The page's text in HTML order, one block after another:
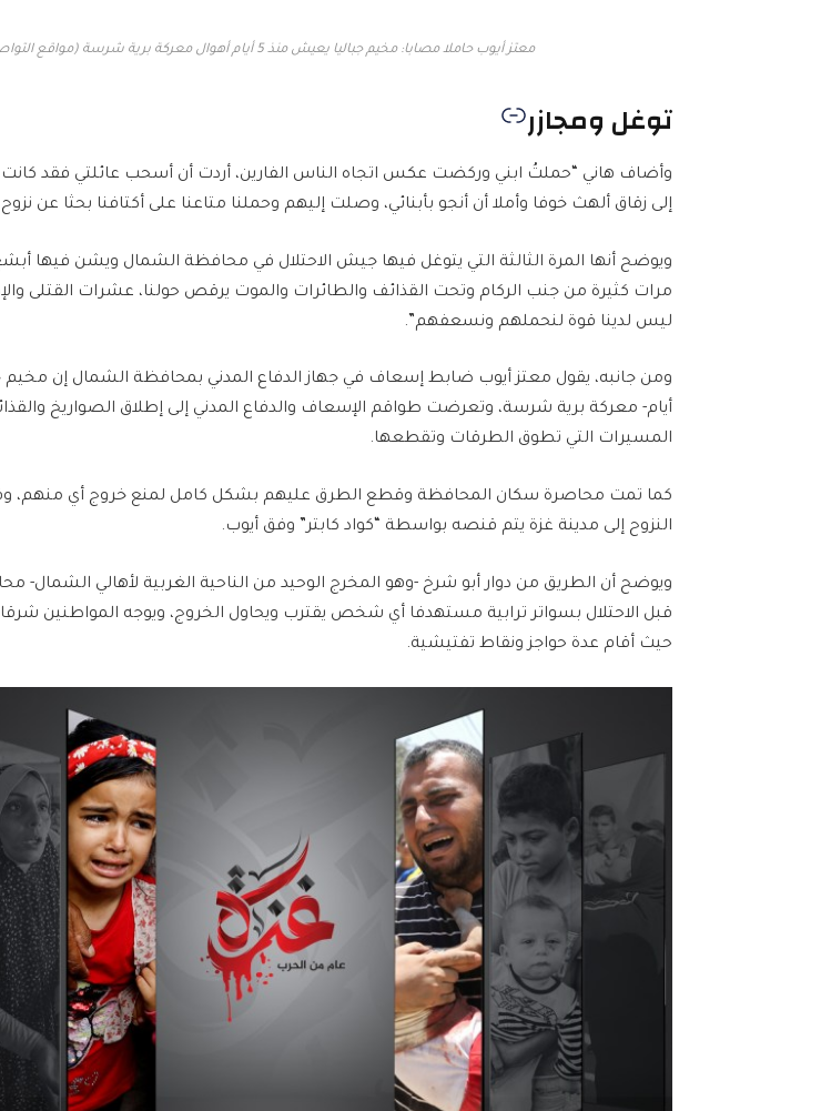
معتز أيوب حاملا مصابا: مخيم جباليا يعيش منذ 5 أيام أهوال معركة برية شرسة (مواقع التواصل)
توغل ومجازر
وأضاف هاني “حملتُ ابني وركضت عكس اتجاه الناس الفارين، أردت أن أسحب عائلتي فقد
إلى زقاق ألهث خوفا وأملا أن أنجو بأبنائي، وصلت إليهم وحملنا متاعنا على أكتافنا بحثا عن
ويوضح أنها المرة الثالثة التي يتوغل فيها جيش الاحتلال في محافظة الشمال ويشن فيها أبشع
مرات كثيرة من جنب الركام وتحت القذائف والطائرات والموت يرقص حولنا، عشرات القتلى
ليس لدينا قوة لنحملهم ونسعفهم”.
أيام- معركة برية شرسة، وتعرضت طواقم الإسعاف والدفاع المدني إلى إطلاق الصواريخ
المسيرات التي تطوق الطرقات وتقطعها.
كما تمت محاصرة سكان المحافظة وقطع الطرق عليهم بشكل كامل لمنع خروج أي منهم،
النزوح إلى مدينة غزة يتم قنصه بواسطة “كواد كابتر” وفق أيوب.
ويوضح أن الطريق من دوار أبو شرخ -وهو المخرج الوحيد من الناحية الغربية لأهالي الشمال-
قبل الاحتلال بسواتر ترابية مستهدفا أي شخص يقترب ويحاول الخروج، ويوجه المواطنين
حيث أقام عدة حواجز ونقاط تفتيشية.